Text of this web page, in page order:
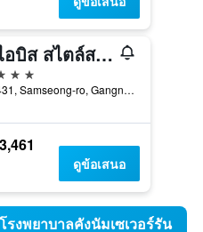
ไอบิส สไตล์ส แอมบาสเดอร์ โซล กังนัม
ดาว
431, Samseong-ro, Gangnam-gu, โซล, เกาหลีใต้
ดูข้อเสนอ
งพยาบาลคังนัมเซเวอร์รัน